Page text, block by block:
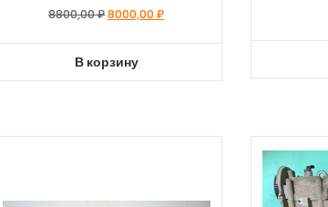
8800,00₽Первоначальная
8800,00 ₽.
8000,00₽Текущая
В корзину